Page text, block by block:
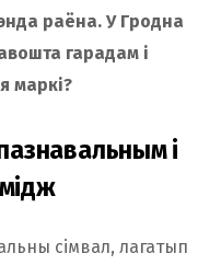
раёна. У Гродна
гарадам і
маркі?
і
сімвал, лагатып